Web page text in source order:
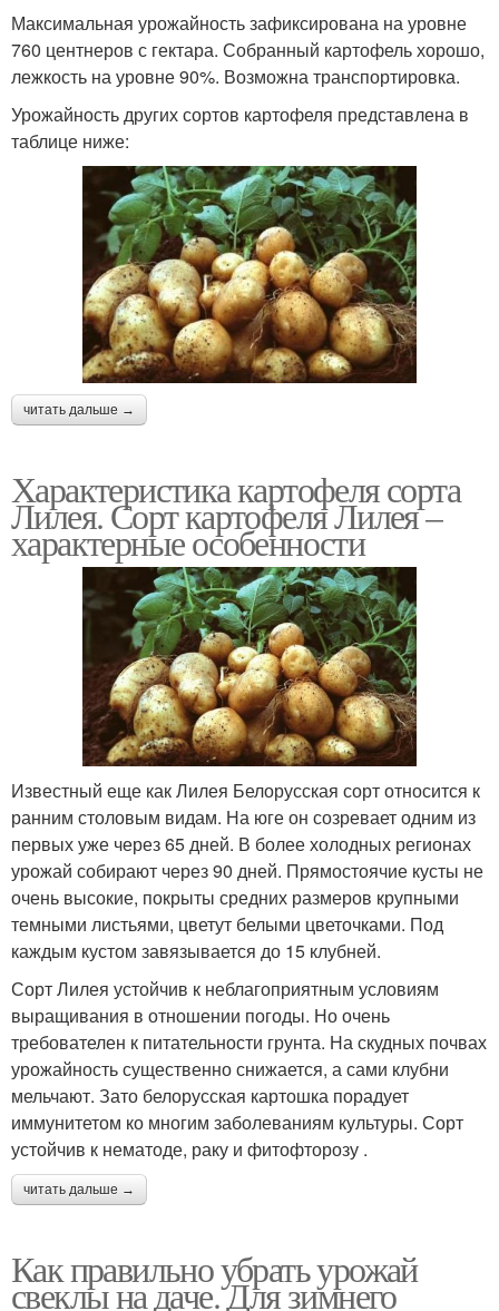
Максимальная урожайность зафиксирована на уровне
760 центнеров с гектара. Собранный картофель хорошо,
лежкость на уровне 90%. Возможна транспортировка.
Урожайность других сортов картофеля представлена в
таблице ниже:
читать дальше →
Характеристика картофеля сорта
Лилея. Сорт картофеля Лилея –
характерные особенности
Известный еще как Лилея Белорусская сорт относится к
ранним столовым видам. На юге он созревает одним из
первых уже через 65 дней. В более холодных регионах
урожай собирают через 90 дней. Прямостоячие кусты не
очень высокие, покрыты средних размеров крупными
темными листьями, цветут белыми цветочками. Под
каждым кустом завязывается до 15 клубней.
Сорт Лилея устойчив к неблагоприятным условиям
выращивания в отношении погоды. Но очень
требователен к питательности грунта. На скудных почвах
урожайность существенно снижается, а сами клубни
мельчают. Зато белорусская картошка порадует
иммунитетом ко многим заболеваниям культуры. Сорт
устойчив к нематоде, раку и фитофторозу .
читать дальше →
Как правильно убрать урожай
свеклы на даче. Для зимнего